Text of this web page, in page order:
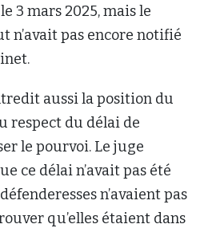
3 mars 2025, mais le
n’avait pas encore notifié
aussi la position du
respect du délai de
le pourvoi. Le juge
ce délai n’avait pas été
n’avaient pas
qu’elles étaient dans